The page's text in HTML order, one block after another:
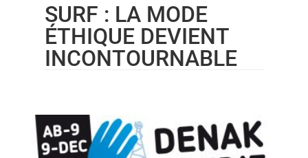
SURF : LA MODE
ÉTHIQUE DEVIENT
INCONTOURNABLE